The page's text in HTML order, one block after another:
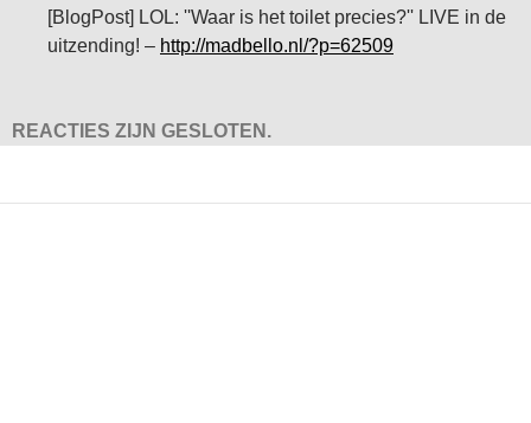
[BlogPost] LOL: ''Waar is het toilet precies?'' LIVE in de
uitzending! – http://madbello.nl/?p=62509
REACTIES ZIJN GESLOTEN.